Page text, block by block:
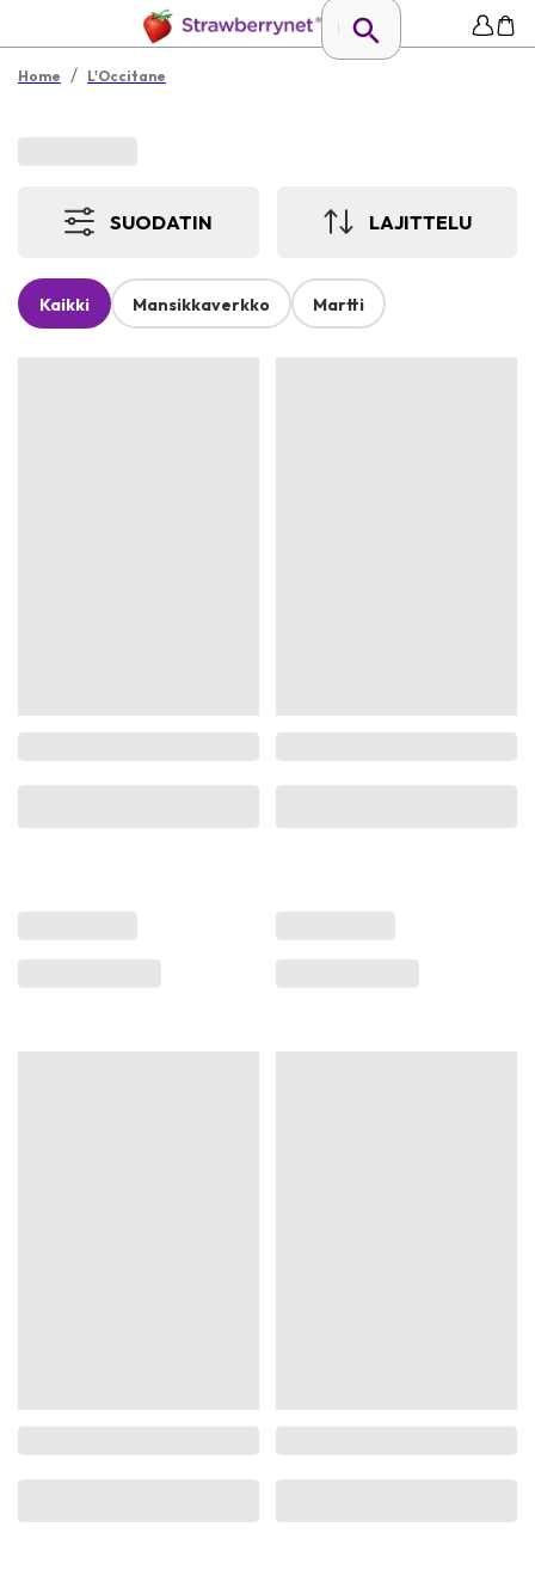
Home / L'Occitane
SUODATIN LAJITTELU
Kaikki Mansikkaverkko Martti